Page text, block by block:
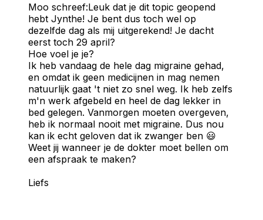
Moo schreef:Leuk dat je dit topic geopend
hebt Jynthe! Je bent dus toch wel op
dezelfde dag als mij uitgerekend! Je dacht
eerst toch 29 april?
Hoe voel je je?
Ik heb vandaag de hele dag migraine gehad,
en omdat ik geen medicijnen in mag nemen
natuurlijk gaat 't niet zo snel weg. Ik heb zelfs
m'n werk afgebeld en heel de dag lekker in
bed gelegen. Vanmorgen moeten overgeven,
heb ik normaal nooit met migraine. Dus nou
kan ik echt geloven dat ik zwanger ben 😃
Weet jij wanneer je de dokter moet bellen om
een afspraak te maken?
Liefs